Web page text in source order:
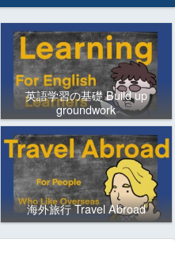
英語学習の基礎 Build up
groundwork
海外旅行 Travel Abroad